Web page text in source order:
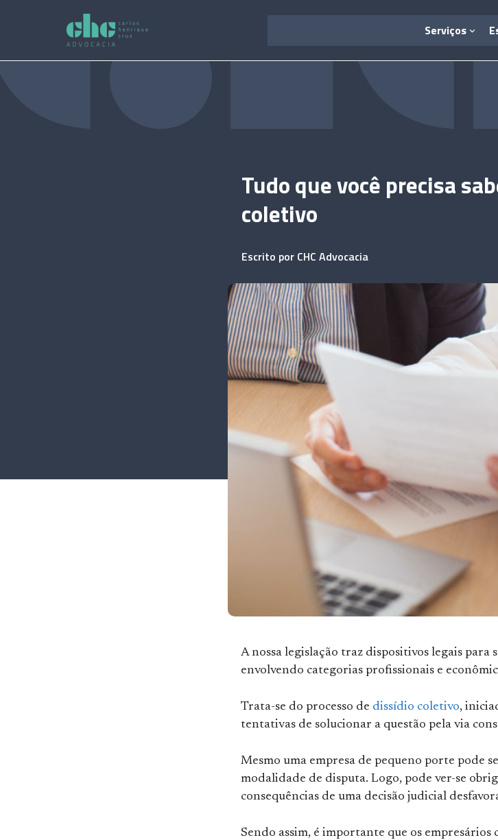
Serviços
Tudo que você precisa
coletivo
Escrito por CHC Advocacia
A nossa legislação traz dispositivos legais para
envolvendo categorias profissionais e
Trata-se do processo de dissídio coletivo,
tentativas de solucionar a questão pela via
Mesmo uma empresa de pequeno porte pode
modalidade de disputa. Logo, pode ver-se
consequências de uma decisão judicial
Sendo assim, é importante que os empresários